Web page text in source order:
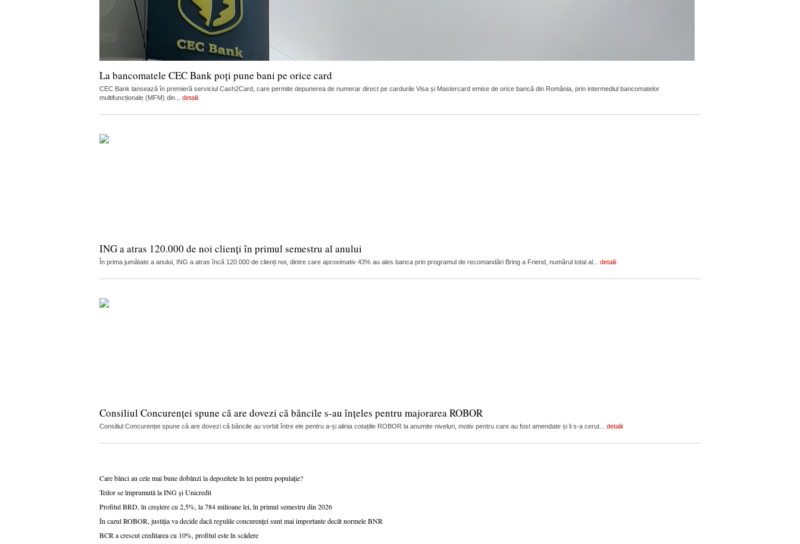
La bancomatele CEC Bank poți pune bani pe orice card
CEC Bank lansează în premieră serviciul Cash2Card, care permite depunerea de numerar direct pe cardurile Visa și Mastercard emise de orice bancă din România, prin intermediul bancomatelor
multifuncționale (MFM) din... detalii
ING a atras 120.000 de noi clienți în primul semestru al anului
În prima jumătate a anului, ING a atras încă 120.000 de clienți noi, dintre care aproximativ 43% au ales banca prin programul de recomandări Bring a Friend, numărul total al... detalii
Consiliul Concurenței spune că are dovezi că băncile s-au înțeles pentru majorarea ROBOR
Consiliul Concurenței spune că are dovezi că băncile au vorbit între ele pentru a-și alinia cotațiile ROBOR la anumite niveluri, motiv pentru care au fost amendate și li s-a cerut... detalii
Care bănci au cele mai bune dobânzi la depozitele în lei pentru populație?
Teilor se împrumută la ING și Unicredit
Profitul BRD, în creștere cu 2,5%, la 784 milioane lei, în primul semestru din 2026
În cazul ROBOR, justiția va decide dacă regulile concurenței sunt mai importante decât normele BNR
BCR a crescut creditarea cu 10%, profitul este în scădere